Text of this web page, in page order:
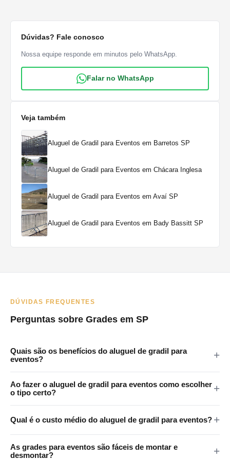
Dúvidas? Fale conosco
Nossa equipe responde em minutos pelo WhatsApp.
Falar no WhatsApp
Veja também
Aluguel de Gradil para Eventos em Barretos SP
Aluguel de Gradil para Eventos em Chácara Inglesa
Aluguel de Gradil para Eventos em Avaí SP
Aluguel de Gradil para Eventos em Bady Bassitt SP
DÚVIDAS FREQUENTES
Perguntas sobre Grades em SP
Quais são os benefícios do aluguel de gradil para
eventos?
segurança ao controlar o acesso a áreas restritas, ajudam na
pontos de alimentação.
Ao fazer o aluguel de gradil para eventos como escolher
o tipo certo?
tamanho e o tipo do evento, a expectativa de público, as áreas
que precisam de delimitação e as normas de segurança locais.
Empresas especializadas podem oferecer consultoria sobre o
Qual é o custo médio do aluguel de gradil para eventos?
quantidade necessária, a duração do aluguel e a localização do
As grades para eventos são fáceis de montar e
desmontar?